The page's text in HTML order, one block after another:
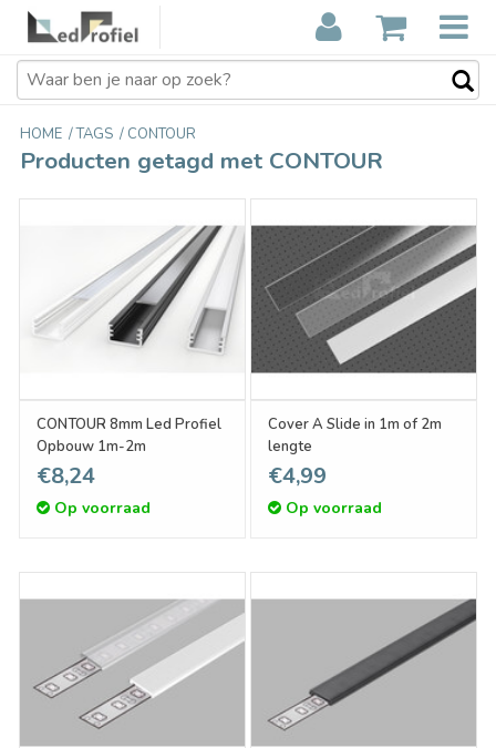
HOME /TAGS / CONTOUR
Producten getagd met CONTOUR
CONTOUR 8mm Led Profiel
Opbouw 1m-2m
€8,24
Op voorraad
Cover A Slide in 1m of 2m
lengte
€4,99
Op voorraad